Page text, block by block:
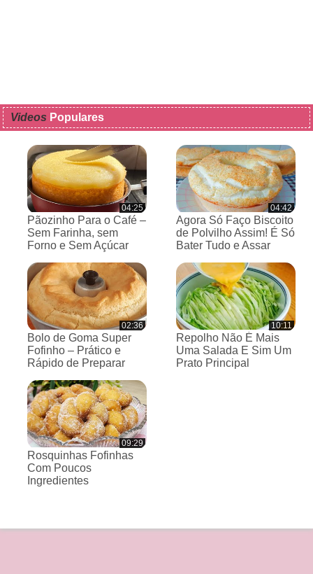
Videos Populares
04:25
Pãozinho Para o Café –
Sem Farinha, sem
Forno e Sem Açúcar
04:42
Agora Só Faço Biscoito
de Polvilho Assim! É Só
Bater Tudo e Assar
02:36
Bolo de Goma Super
Fofinho – Prático e
Rápido de Preparar
10:11
Repolho Não É Mais
Uma Salada E Sim Um
Prato Principal
09:29
Rosquinhas Fofinhas
Com Poucos
Ingredientes